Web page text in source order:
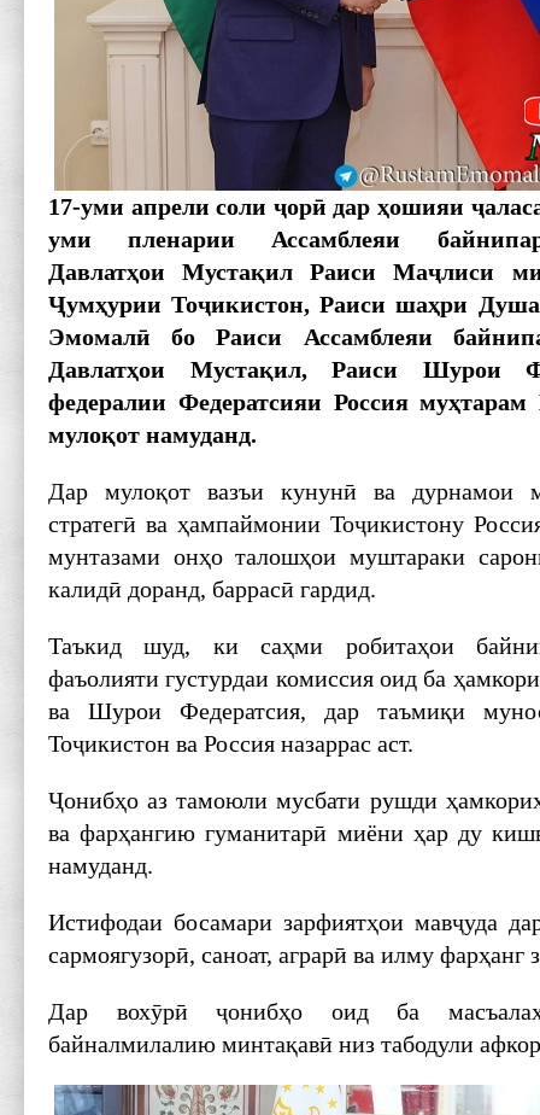
17-уми апрели соли ҷорӣ дар ҳошияи
уми пленарии Ассамблеяи
Давлатҳои Мустақил Раиси Маҷлиси
Ҷумҳурии Тоҷикистон, Раиси шаҳри
Эмомалӣ бо Раиси Ассамблеяи
Давлатҳои Мустақил, Раиси Шурои
федералии Федератсияи Россия
мулоқот намуданд.
Дар мулоқот вазъи кунунӣ ва дурнамои
стратегӣ ва ҳампаймонии Тоҷикистону
мунтазами онҳо талошҳои муштараки
калидӣ доранд, баррасӣ гардид.
Таъкид шуд, ки саҳми робитаҳои
фаъолияти густурдаи комиссия оид ба
ва Шурои Федератсия, дар таъмиқи
Тоҷикистон ва Россия назаррас аст.
Ҷонибҳо аз тамоюли мусбати рушди
ва фарҳангию гуманитарӣ миёни ҳар ду
намуданд.
Истифодаи босамари зарфиятҳои мавҷуда
сармоягузорӣ, саноат, аграрӣ ва илму фарҳанг
Дар вохӯрӣ ҷонибҳо оид ба
байналмилалию минтақавӣ низ табодули